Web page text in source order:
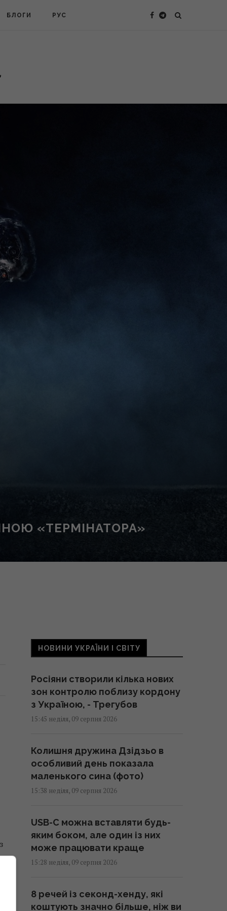
БЛОГИ РУС
«ТЕРМІНАТОРА»
НОВИНИ УКРАЇНИ І СВІТУ
Росіяни створили кілька нових
зон контролю поблизу кордону
з Україною, - Трегубов
15:45 неділя, 09 серпня 2026
Колишня дружина Дзідзьо в
особливий день показала
маленького сина (фото)
15:38 неділя, 09 серпня 2026
USB-C можна вставляти будь-
яким боком, але один із них
може працювати краще
15:28 неділя, 09 серпня 2026
8 речей із секонд-хенду, які
коштують значно більше, ніж ви